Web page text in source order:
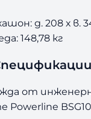
д. 208 х в.
148,78 кг
от
Powerline